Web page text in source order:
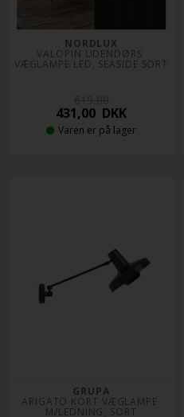
NORDLUX
VALOPIN UDENDØRS
VÆGLAMPE LED, SEASIDE SORT
431,00 DKK
Varen er på lager
GRUPA
ARIGATO KORT VÆGLAMPE
M/LEDNING, SORT